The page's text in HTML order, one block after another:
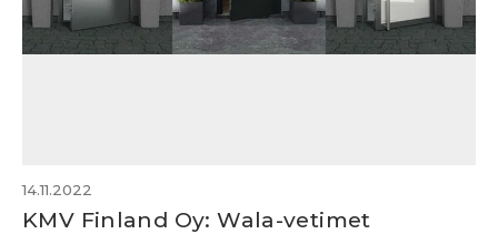
14.11.2022
KMV Finland Oy: Wala-vetimet